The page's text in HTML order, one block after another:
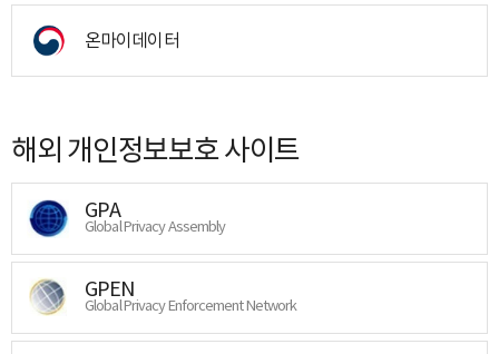
온마이데이터
해외 개인정보보호 사이트
GPA
Global Privacy Assembly
GPEN
Global Privacy Enforcement Network